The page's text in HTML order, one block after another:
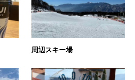
周辺スキー場